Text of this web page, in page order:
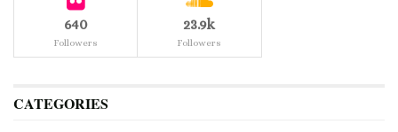
640
Followers
23.9k
Followers
CATEGORIES